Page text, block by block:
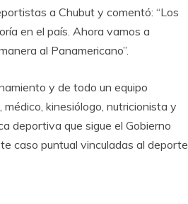
a Chubut y comentó: “Los
en el país. Ahora vamos a
al Panamericano”.
y de todo un equipo
kinesiólogo, nutricionista y
deportiva que sigue el Gobierno
caso puntual vinculadas al deporte.